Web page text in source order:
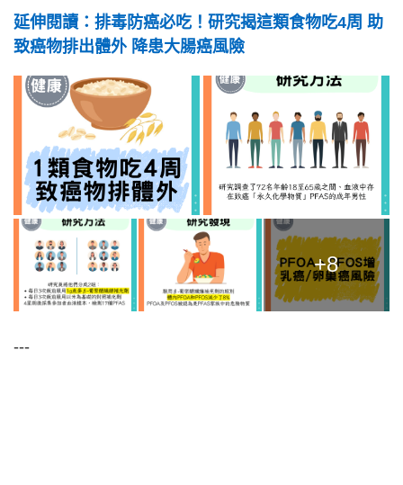
延伸閱讀：排毒防癌必吃！研究揭這類食物吃4周 助
致癌物排出體外 降患大腸癌風險
+8
---